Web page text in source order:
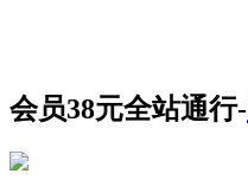
会员38元全站通行-